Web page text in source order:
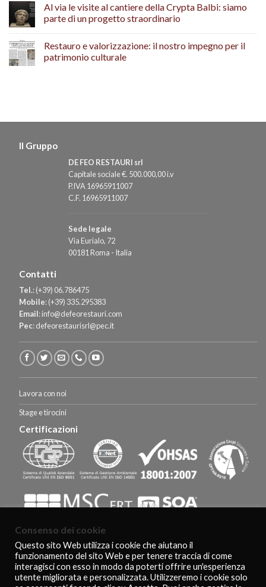
Al via le visite al cantiere della Crypta Balbi: siamo
parte di un progetto straordinario
Restauro e valorizzazione: il nostro impegno per il
patrimonio culturale
Il Gruppo
DE FEO RESTAURI srl
Capitale sociale €. 500.000,00 i.v
P.IVA 16965911007
C.F. 16965911007
Sede legale
Via Eurialo, 72
00181 Roma - Italia
Contatti
Tel.:(+39) 06.786475
Mobile:(+39) 335.295383
Email:info@defeorestauri.com
Pec:defeorestaurisrl@pec.it
Lavora con noi
Stage e tirocini
Certificazioni
HOMEPAGE CERTIFICAZIONI E RICONOSCIMENTI
CLIENTI
AGEVOLAZIONI FISCALI
CONTATTI COOKIE POLICY PRIVACY POLICY
Copyright 2026 ©De Feo Restauri - www.defeorestauri.com - Credits:
Consenso dei cookie
Questo sito Web utilizza i cookie che aiutano il
funzionamento del sito Web e per tenere traccia di come
interagisci con esso in modo da poterti offrire un'esperienza
utente migliorata e personalizzata. Utilizzeremo i cookie solo